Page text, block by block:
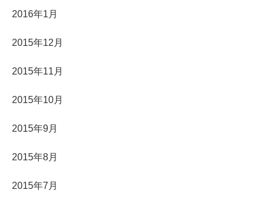
2016年1月
2015年12月
2015年11月
2015年10月
2015年9月
2015年8月
2015年7月